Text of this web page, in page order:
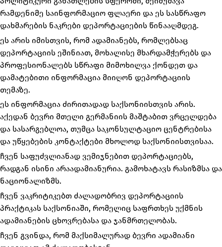
რამდენიმე საინფორმაციო ფლაერი და ეს სასწრაფო
დახმარების ნაკრები დეპორტაციების წინააღმდეგ.
ეს არის იმისთვის, რომ ადამიანებს, რომლებსაც
დეპორტაციის ეშინიათ, მოხალისე მხარდამჭერებს და
პროფესიონალებს სწრაფი მიმოხილვა ქონდეთ და
დამატებითი ინფორმაცია მიიღონ დეპორტაციის
თემაზე.
ეს ინფორმაცია ძირითადად საქსონიისთვის არის.
აქედან ბევრი მთელი გერმანიის მაშტაბით ვრცელდება
და სასარგებლოა, თუმცა საკონსულტაციო ცენტრებისა
და უწყებების კონტაქტები მხოლოდ საქსონიისთვისაა.
ჩვენ საფუძვლიანად ვემიჯნებით დეპორტაციებს,
რადგან ისინი არაადამიანურია. გამოხატავს რასიზმსა და
ნაციონალიზმს.
ჩვენ ვაკრიტიკებთ ძალადობრივ დეპორტაციის
პრაქტიკას საქსონიაში, რომელიც საფრთხეს უქმნის
ადამიანების ცხოვრებასა და ჯანმრთელობას.
ჩვენ გვინდა, რომ მაქსიმალურად ბევრი ადამიანი